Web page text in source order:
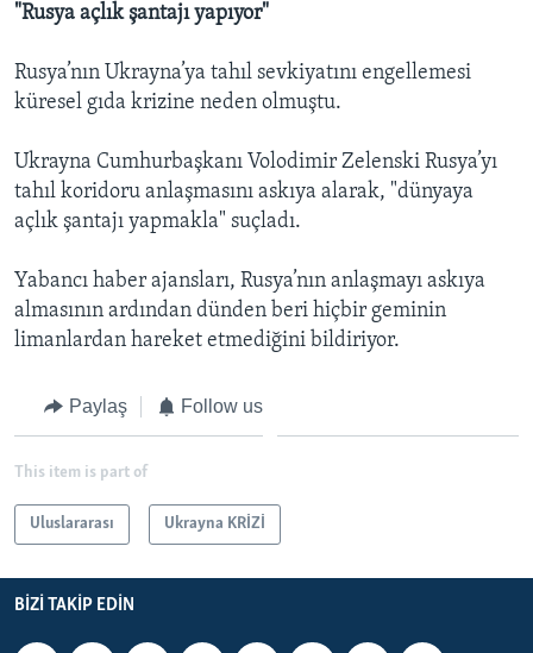
"Rusya açlık şantajı yapıyor"
Rusya’nın Ukrayna’ya tahıl sevkiyatını engellemesi
küresel gıda krizine neden olmuştu.
Ukrayna Cumhurbaşkanı Volodimir Zelenski Rusya’yı
tahıl koridoru anlaşmasını askıya alarak, "dünyaya
açlık şantajı yapmakla" suçladı.
Yabancı haber ajansları, Rusya’nın anlaşmayı askıya
almasının ardından dünden beri hiçbir geminin
limanlardan hareket etmediğini bildiriyor.
Paylaş Follow us
This item is part of
Uluslararası Ukrayna KRİZİ
BIZI TAKIP EDIN